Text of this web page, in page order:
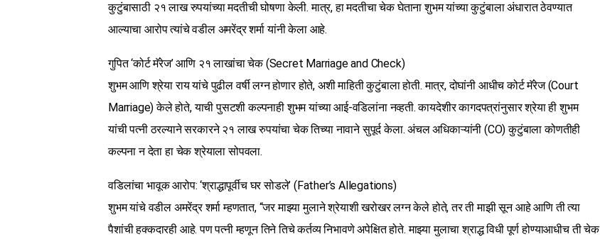
कुटुंबासाठी २१ लाख रुपयांच्या मदतीची घोषणा केली. मात्र, हा मदतीचा चेक घेताना शुभम यांच्या कुटुंबाला अंधारात ठेवण्यात
आल्याचा आरोप त्यांचे वडील अमरेंद्र शर्मा यांनी केला आहे.
गुपित ‘कोर्ट मॅरेज’ आणि २१ लाखांचा चेक (Secret Marriage and Check)
शुभम आणि श्रेया राय यांचे पुढील वर्षी लग्न होणार होते, अशी माहिती कुटुंबाला होती. मात्र, दोघांनी आधीच कोर्ट मॅरेज (Court
Marriage) केले होते, याची पुसटशी कल्पनाही शुभम यांच्या आई-वडिलांना नव्हती. कायदेशीर कागदपत्रांनुसार श्रेया ही शुभम
यांची पत्नी ठरल्याने सरकारने २१ लाख रुपयांचा चेक तिच्या नावाने सुपूर्द केला. अंचल अधिकाऱ्यांनी (CO) कुटुंबाला कोणतीही
कल्पना न देता हा चेक श्रेयाला सोपवला.
वडिलांचा भावूक आरोप: ‘श्राद्धापूर्वीच घर सोडले’ (Father’s Allegations)
शुभम यांचे वडील अमरेंद्र शर्मा म्हणतात, “जर माझ्या मुलाने श्रेयाशी खरोखर लग्न केले होते, तर ती माझी सून आहे आणि ती त्या
पैशांची हक्कदारही आहे. पण पत्नी म्हणून तिने तिचे कर्तव्य निभावणे अपेक्षित होते. माझ्या मुलाचा श्राद्ध विधी पूर्ण होण्याआधीच ती चेक